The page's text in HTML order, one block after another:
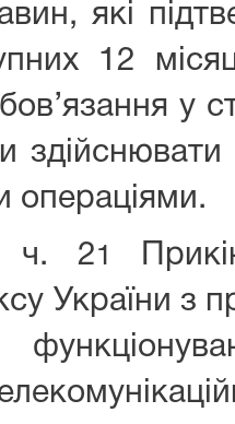
які
12
у
операціями.
ч. 21
України з